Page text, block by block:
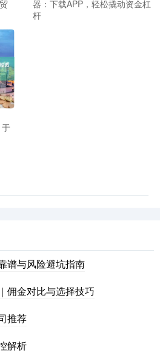
器：下载APP，轻松撬动资金杠
杆
谱与风险避坑指南
佣金对比与选择技巧
推荐
解析